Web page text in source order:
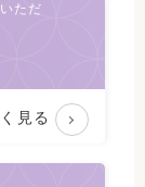
ただ
見る